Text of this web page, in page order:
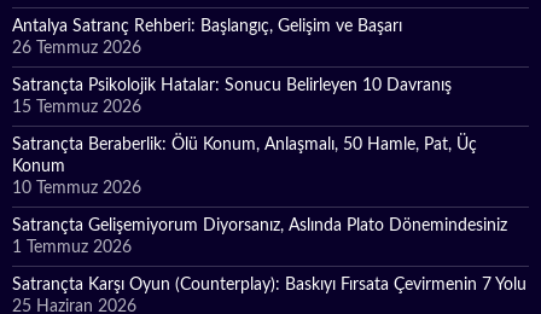
Antalya Satranç Rehberi: Başlangıç, Gelişim ve Başarı
26 Temmuz 2026
Satrançta Psikolojik Hatalar: Sonucu Belirleyen 10 Davranış
15 Temmuz 2026
Satrançta Beraberlik: Ölü Konum, Anlaşmalı, 50 Hamle, Pat, Üç
Konum
10 Temmuz 2026
Satrançta Gelişemiyorum Diyorsanız, Aslında Plato Dönemindesiniz
1 Temmuz 2026
Satrançta Karşı Oyun (Counterplay): Baskıyı Fırsata Çevirmenin 7 Yolu
25 Haziran 2026